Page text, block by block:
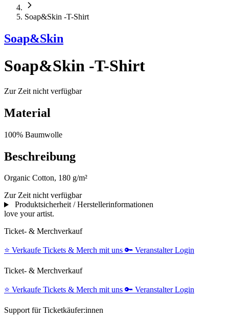
Soap&Skin -T-Shirt
Soap&Skin
Soap&Skin -T-Shirt
Zur Zeit nicht verfügbar
Material
100% Baumwolle
Beschreibung
Organic Cotton, 180 g/m²
Zur Zeit nicht verfügbar
Produktsicherheit / Herstellerinformationen
love your artist.
Ticket- & Merchverkauf
⭐️ Verkaufe Tickets & Merch mit uns 🔑 Veranstalter Login
Ticket- & Merchverkauf
⭐️ Verkaufe Tickets & Merch mit uns 🔑 Veranstalter Login
Support für Ticketkäufer:innen